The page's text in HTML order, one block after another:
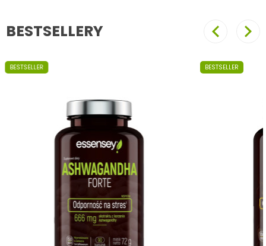
BESTSELLERY Poprzedni
BESTSELLER BESTSELLER